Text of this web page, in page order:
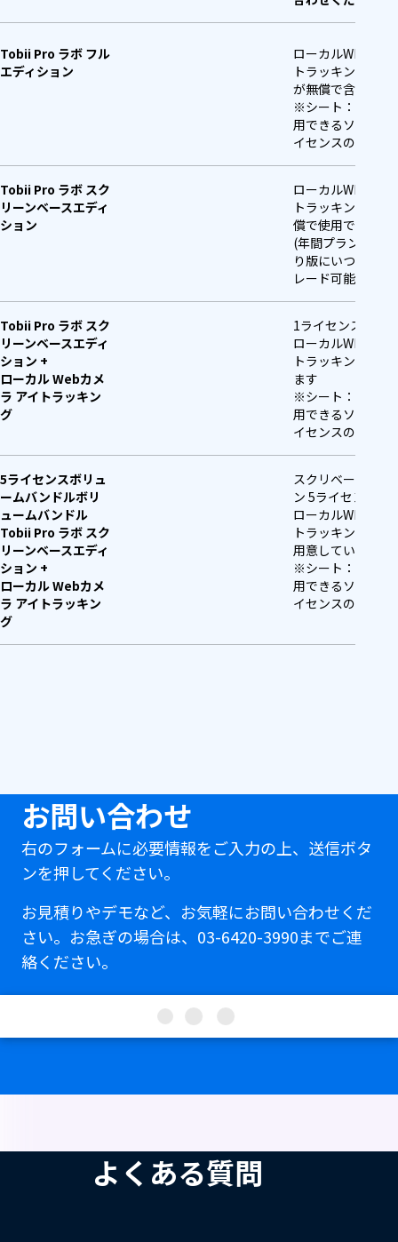
ロストからの復帰
可変（検証環境 Intel® Core™ i7-
アイイメージ
タイムスタンプ同
期
非対応（タイムスタンプはクライア
ントコンピューター側で生成）
ユーザーキャリブ
レーション
Tobii Pro ラボ フル
エディション
ローカルWEBカ
トラッキング用１
が無償で含まれま
※シート：1台の
用できるソフトウ
イセンスの単位
Tobii Pro ラボ スク
リーンベースエディ
ション
ローカルWEBカ
トラッキングを
償で使用できます
(年間プランまた
り版にいつでもア
レード可能）)
Tobii Pro ラボ スク
リーンベースエディ
ション +
ローカル Webカメ
ラ アイトラッキン
グ
1ライセンス + 1
ローカルWEBカ
トラッキングを使
ます
※シート：1台の
用できるソフトウ
イセンスの単位
5ライセンスボリュ
ームバンドルボリ
ュームバンドル
Tobii Pro ラボ スク
リーンベースエディ
ション +
ローカル Webカメ
ラ アイトラッキン
グ
スクリベースエデ
ン 5ライセンス、
ローカルWEBカ
トラッキング 5シ
用意しています
※シート：1台の
用できるソフトウ
イセンスの単位
お問い合わせ
右のフォームに必要情報をご入力の上、送信ボタ
ンを押してください。
お見積りやデモなど、お気軽にお問い合わせくだ
さい。お急ぎの場合は、03-6420-3990までご連
絡ください。
よくある質問